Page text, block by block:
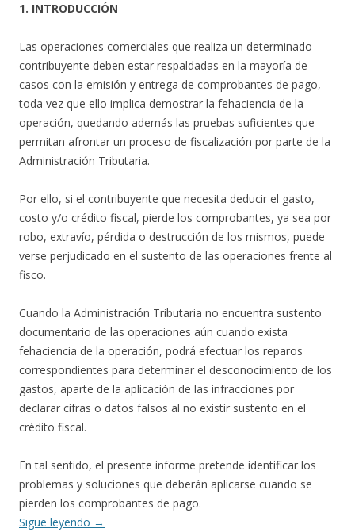
1. INTRODUCCIÓN
Las operaciones comerciales que realiza un determinado
contribuyente deben estar respaldadas en la mayoría de
casos con la emisión y entrega de comprobantes de pago,
toda vez que ello implica demostrar la fehaciencia de la
operación, quedando además las pruebas suficientes que
permitan afrontar un proceso de fiscalización por parte de la
Administración Tributaria.
Por ello, si el contribuyente que necesita deducir el gasto,
costo y/o crédito fiscal, pierde los comprobantes, ya sea por
robo, extravío, pérdida o destrucción de los mismos, puede
verse perjudicado en el sustento de las operaciones frente al
fisco.
Cuando la Administración Tributaria no encuentra sustento
documentario de las operaciones aún cuando exista
fehaciencia de la operación, podrá efectuar los reparos
correspondientes para determinar el desconocimiento de los
gastos, aparte de la aplicación de las infracciones por
declarar cifras o datos falsos al no existir sustento en el
crédito fiscal.
En tal sentido, el presente informe pretende identificar los
problemas y soluciones que deberán aplicarse cuando se
pierden los comprobantes de pago.
Sigue leyendo →